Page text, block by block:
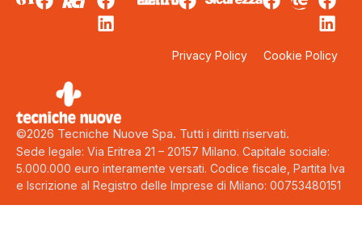
Privacy Policy Cookie Policy
©2026 Tecniche Nuove Spa. Tutti i diritti riservati.
Sede legale: Via Eritrea 21 – 20157 Milano. Capitale sociale:
5.000.000 euro interamente versati. Codice fiscale, Partita Iva
e Iscrizione al Registro delle Imprese di Milano: 00753480151